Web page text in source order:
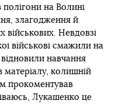
на Волині
злагодження й
військових. Невдовзі
військові смажили на
навчання
матеріалу, колишній
прокоментував
Лукашенко це